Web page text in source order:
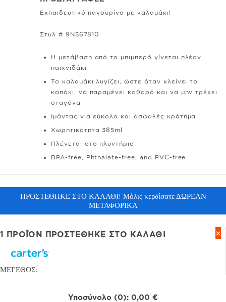
Εκπαιδευτικό παγουρίνο με καλαμάκι!
Στυλ # 9N567810
Η μετάβαση από το μπιμπερό γίνεται πλέον
παιχνιδάκι
Το καλαμάκι λυγίζει, ώστε όταν κλείνει το
καπάκι, να παραμένει καθαρό και να μην τρέχει
σταγόνα
Ιμάντας για εύκολο και ασφαλές κράτημα
Χωρητικότητα 385ml
Πλένεται στο πλυντήριο
BPA-free, Phthalate-free, and PVC-free
ΠΡΟΣΤΕΘΗΚE ΣΤΟ ΚΑΛΑΘΙ! Μόλις κερδίσατε ΔΩΡΕΑΝ
ΜΕΤΑΦΟΡΙΚΑ
×
1 ΠΡΟΪΌΝ ΠΡΟΣΤΕΘΗΚΕ ΣΤΟ ΚΑΛΑΘΙ
ΜΕΓΕΘΟΣ:
Υποσύνολο (0): 0,00 €